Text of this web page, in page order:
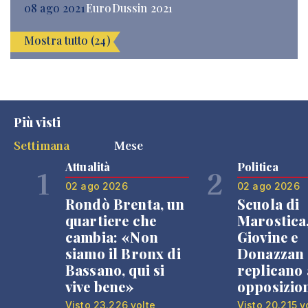
08 ago 2021EuroDussin 2021
Mostra tutto (24)
Più visti
Settimana
Mese
1 Attualità
02 ago 2026
Rondò Brenta, un
quartiere che
cambia: «Non
siamo il Bronx di
Bassano, qui si
vive bene»
Visto 23.226 volte
2 Politica
02 ago 2026
Scuola di
Giovine e
Donazzan
replicano
Visto 20.215